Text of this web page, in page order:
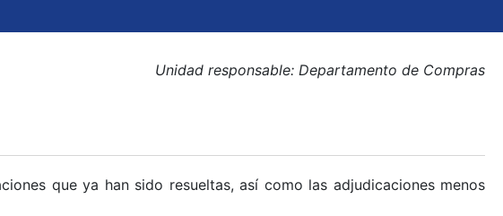
Unidad responsable: Departamento de Compras
que ya han sido resueltas, así como las adjudicaciones menos